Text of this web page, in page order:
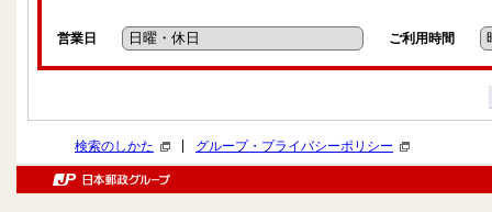
営業日 ご利用時間
検索のしかた グループ・プライバシーポリシー